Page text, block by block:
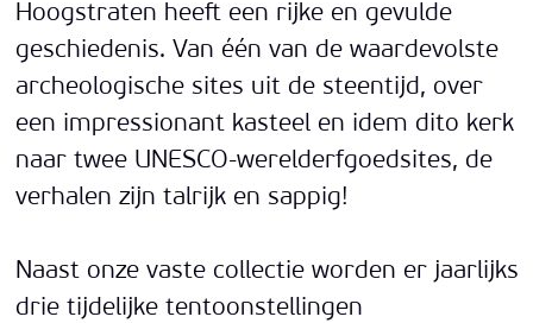
Hoogstraten heeft een rijke en gevulde
geschiedenis. Van één van de waardevolste
archeologische sites uit de steentijd, over
een impressionant kasteel en idem dito kerk
naar twee UNESCO-werelderfgoedsites, de
verhalen zijn talrijk en sappig!
Naast onze vaste collectie worden er jaarlijks
drie tijdelijke tentoonstellingen